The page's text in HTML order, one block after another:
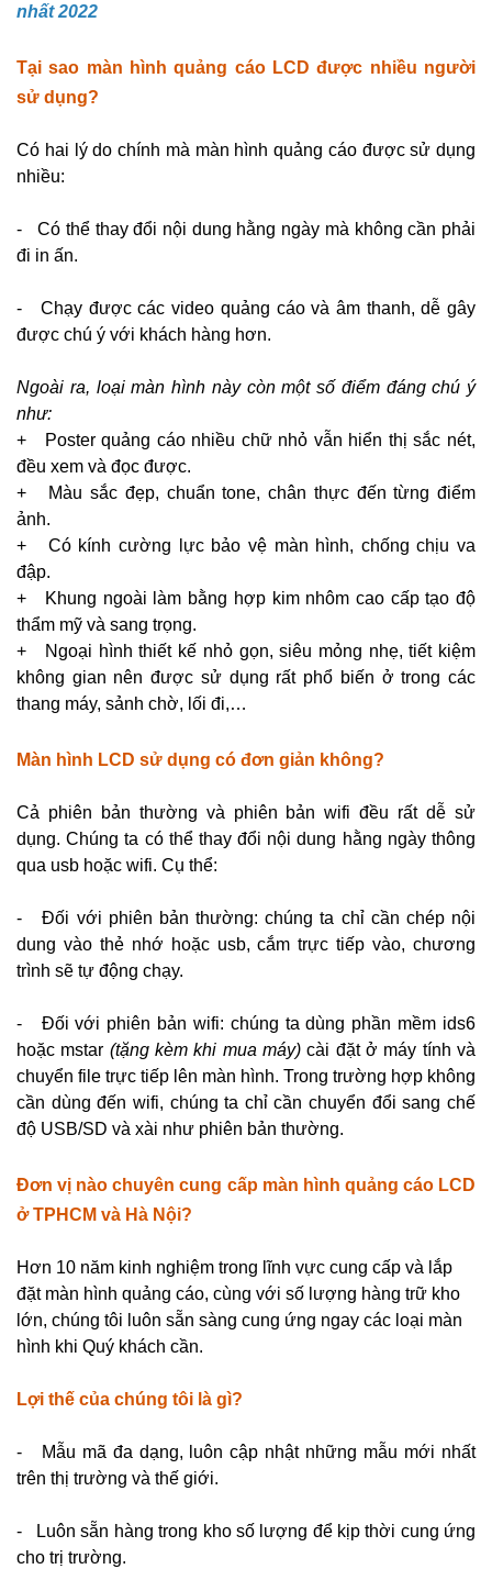
nhất 2022
Tại sao màn hình quảng cáo LCD được nhiều người
sử dụng?
Có hai lý do chính mà màn hình quảng cáo được sử dụng
nhiều:
- Có thể thay đổi nội dung hằng ngày mà không cần phải
đi in ấn.
- Chạy được các video quảng cáo và âm thanh, dễ gây
được chú ý với khách hàng hơn.
Ngoài ra, loại màn hình này còn một số điểm đáng chú ý
như:
+
Poster quảng cáo nhiều chữ nhỏ vẫn hiển thị sắc nét,
đều xem và đọc được.
+ Màu sắc đẹp, chuẩn tone, chân thực đến từng điểm
ảnh.
+ Có kính cường lực bảo vệ màn hình, chống chịu va
đập.
+ Khung ngoài làm bằng hợp kim nhôm cao cấp tạo độ
thẩm mỹ và sang trọng.
+ Ngoại hình thiết kế nhỏ gọn, siêu mỏng nhẹ, tiết kiệm
không gian nên được sử dụng rất phổ biến ở trong các
thang máy, sảnh chờ, lối đi,…
Màn hình LCD sử dụng có đơn giản không?
Cả phiên bản thường và phiên bản wifi đều rất dễ sử
dụng. Chúng ta có thể thay đổi nội dung hằng ngày thông
qua usb hoặc wifi. Cụ thể:
- Đối với phiên bản thường: chúng ta chỉ cần chép nội
dung vào thẻ nhớ hoặc usb, cắm trực tiếp vào, chương
trình sẽ tự động chạy.
- Đối với phiên bản wifi: chúng ta dùng phần mềm ids6
hoặc mstar (tặng kèm khi mua máy) cài đặt ở máy tính và
chuyển file trực tiếp lên màn hình. Trong trường hợp không
cần dùng đến wifi, chúng ta chỉ cần chuyển đổi sang chế
độ USB/SD và xài như phiên bản thường.
Đơn vị nào chuyên cung cấp màn hình quảng cáo LCD
ở TPHCM và Hà Nội?
Hơn 10 năm kinh nghiệm trong lĩnh vực cung cấp và lắp
đặt màn hình quảng cáo, cùng với số lượng hàng trữ kho
lớn, chúng tôi luôn sẵn sàng cung ứng ngay các loại màn
hình khi Quý khách cần.
Lợi thế của chúng tôi là gì?
- Mẫu mã đa dạng, luôn cập nhật những mẫu mới nhất
trên thị trường và thế giới.
- Luôn sẵn hàng trong kho số lượng để kịp thời cung ứng
cho trị trường.